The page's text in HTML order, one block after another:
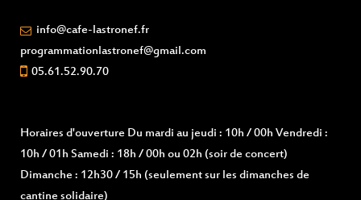
info@cafe-lastronef.fr
programmationlastronef@gmail.com
05.61.52.90.70
Horaires d'ouverture Du mardi au jeudi : 10h / 00h Vendredi :
10h / 01h Samedi : 18h / 00h ou 02h (soir de concert)
Dimanche : 12h30 / 15h (seulement sur les dimanches de
cantine solidaire)